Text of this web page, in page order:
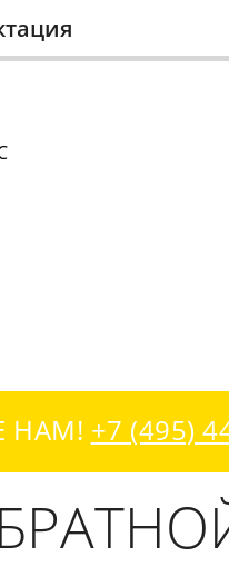
НАМ! +7 (495)